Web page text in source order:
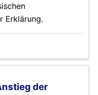
Erklärung.
der